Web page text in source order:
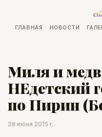
ГЛАВНАЯ НОВОСТИ
Миля и
НЕдетский
по Пирин
28 июня 2015 г.